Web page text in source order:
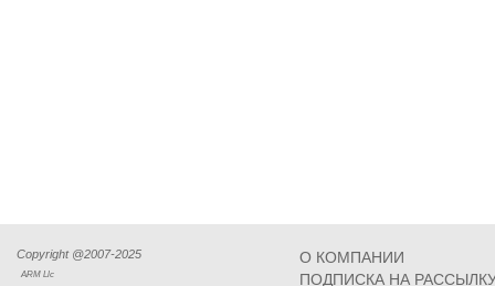
Copyright @2007-2025
ARM Llc
О КОМПАНИИ
ПОДПИСКА НА